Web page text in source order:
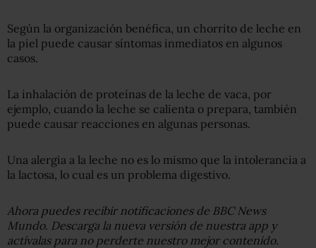
Según la organización benéfica, un chorrito de leche en
la piel puede causar síntomas inmediatos en algunos
casos.
La inhalación de proteínas de la leche de vaca, por
ejemplo, cuando la leche se calienta o prepara, también
puede causar reacciones en algunas personas.
Una alergia a la leche no es lo mismo que la intolerancia a
la lactosa, lo cual es un problema digestivo.
Ahora puedes recibir notificaciones de BBC News
Mundo. Descarga la nueva versión de nuestra app y
actívalas para no perderte nuestro mejor contenido.